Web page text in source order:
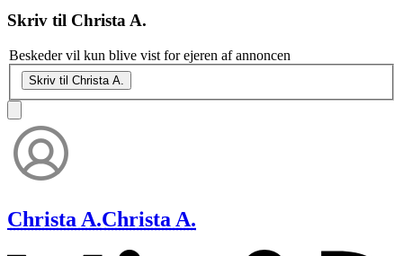
Skriv til Christa A.
Beskeder vil kun blive vist for ejeren af annoncen
Skriv til Christa A.
Christa A.Christa A.